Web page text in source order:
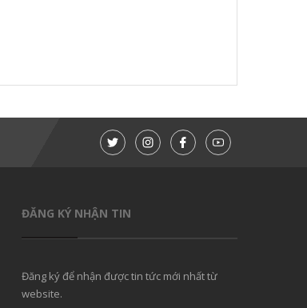
ĐĂNG KÝ NHẬN TIN
Đăng ký để nhận được tin tức mới nhất từ
website.